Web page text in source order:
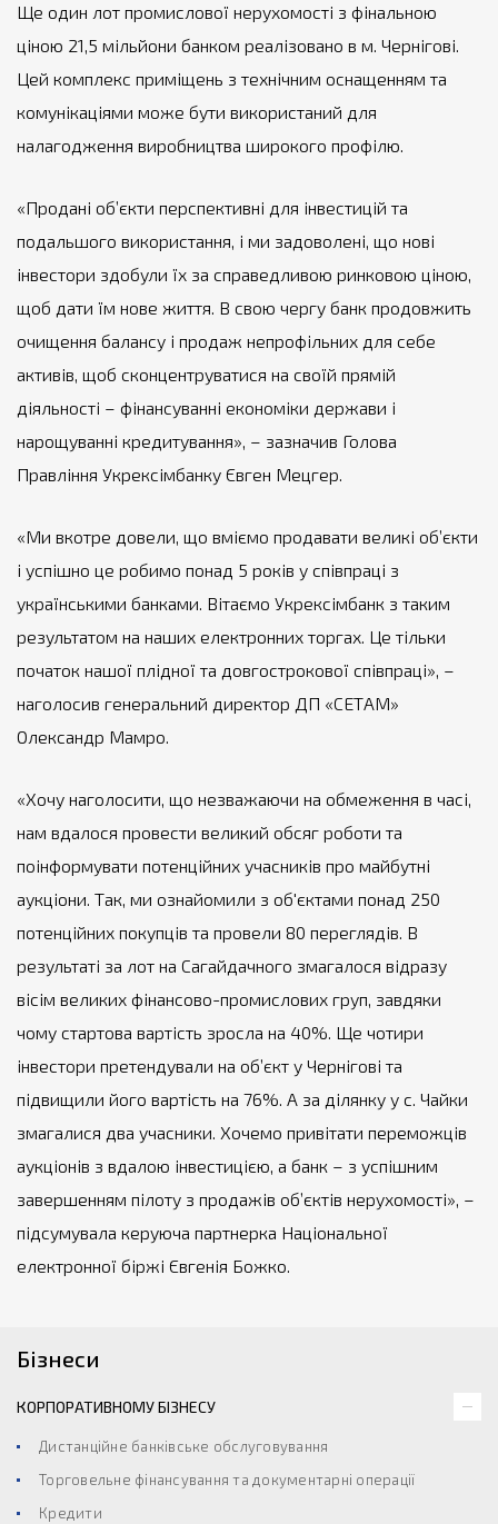
Ще один лот промислової нерухомості з фінальною
ціною 21,5 мільйони банком реалізовано в м. Чернігові.
Цей комплекс приміщень з технічним оснащенням та
комунікаціями може бути використаний для
налагодження виробництва широкого профілю.
«Продані об’єкти перспективні для інвестицій та
подальшого використання, і ми задоволені, що нові
інвестори здобули їх за справедливою ринковою ціною,
щоб дати їм нове життя. В свою чергу банк продовжить
очищення балансу і продаж непрофільних для себе
активів, щоб сконцентруватися на своїй прямій
діяльності – фінансуванні економіки держави і
нарощуванні кредитування», – зазначив Голова
Правління Укрексімбанку Євген Мецгер.
«Ми вкотре довели, що вміємо продавати великі об’єкти
і успішно це робимо понад 5 років у співпраці з
українськими банками. Вітаємо Укрексімбанк з таким
результатом на наших електронних торгах. Це тільки
початок нашої плідної та довгострокової співпраці», –
наголосив генеральний директор ДП «СЕТАМ»
Олександр Мамро.
«Хочу наголосити, що незважаючи на обмеження в часі,
нам вдалося провести великий обсяг роботи та
поінформувати потенційних учасників про майбутні
аукціони. Так, ми ознайомили з об'єктами понад 250
потенційних покупців та провели 80 переглядів. В
результаті за лот на Сагайдачного змагалося відразу
вісім великих фінансово-промислових груп, завдяки
чому стартова вартість зросла на 40%. Ще чотири
інвестори претендували на об’єкт у Чернігові та
підвищили його вартість на 76%. А за ділянку у с. Чайки
змагалися два учасники. Хочемо привітати переможців
аукціонів з вдалою інвестицією, а банк – з успішним
завершенням пілоту з продажів об’єктів нерухомості», –
підсумувала керуюча партнерка Національної
електронної біржі Євгенія Божко.
Бізнеси
КОРПОРАТИВНОМУ БІЗНЕСУ
Дистанційне банківське обслуговування
Торговельне фінансування та документарні операції
Кредити